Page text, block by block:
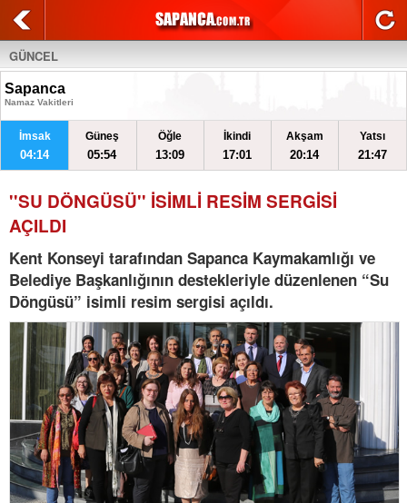
GÜNCEL
Sapanca
Namaz Vakitleri
İmsak
04:14
Güneş
05:54
Öğle
13:09
İkindi
17:01
Akşam
20:14
Yatsı
21:47
''SU DÖNGÜSÜ'' İSİMLİ RESİM SERGİSİ
AÇILDI
Kent Konseyi tarafından Sapanca Kaymakamlığı ve
Belediye Başkanlığının destekleriyle düzenlenen “Su
Döngüsü” isimli resim sergisi açıldı.